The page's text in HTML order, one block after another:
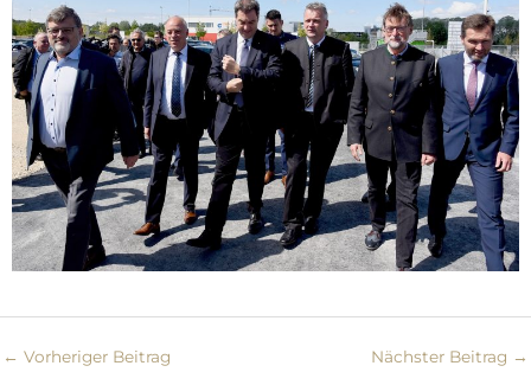
← Vorheriger Beitrag Nächster Beitrag →